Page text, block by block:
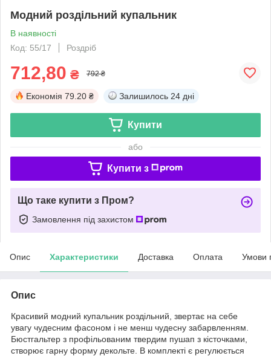
Модний роздільний купальник
В наявності
Код: 55/17
Роздріб
712,80 ₴ 792 ₴
Економія 79.20 ₴ Залишилось 24 дні
Купити
або
Купити з
Що таке купити з Пром?
Замовлення під захистом
Опис Характеристики Доставка Оплата Умови
Опис
Красивий модний купальник роздільний, звертає на себе
увагу чудесним фасоном і не менш чудесну забарвленням.
Бюстгальтер з профільованим твердим пушап з кісточками,
створює гарну форму декольте. В комплекті є регулюється